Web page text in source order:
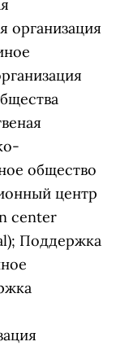
организация
общество
центр
center
Поддержка